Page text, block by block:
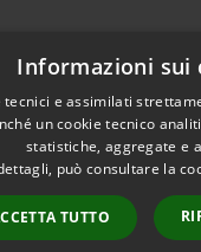
Informazioni sui
tecnici e assimilati
un cookie tecnico
statistiche, aggregate e
può consultare la
TUTTO